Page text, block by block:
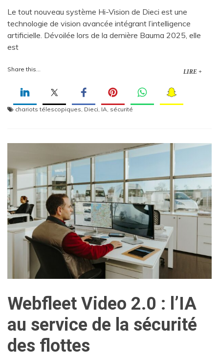
Le tout nouveau système Hi-Vision de Dieci est une
technologie de vision avancée intégrant l’intelligence
artificielle. Dévoilée lors de la dernière Bauma 2025, elle
est
Share this... LIRE +
chariots télescopiques Dieci IA sécurité
Webfleet Video 2.0 : l’IA
au service de la sécurité
des flottes